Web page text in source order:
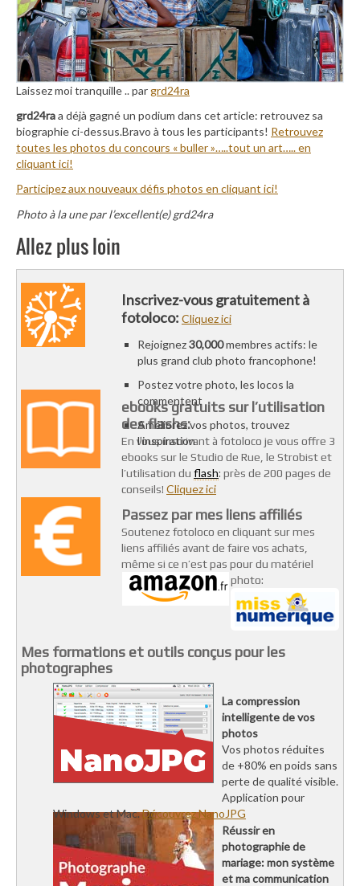
Laissez moi tranquille .. pargrd24ra
grd24raa déjà gagné un podium dans cet article: retrouvez sa
biographie ci-dessus.Bravo à tous les participants! Retrouvez
toutes les photos du concours « buller »…..tout un art….. en
cliquant ici!
Participez aux nouveaux défis photos en cliquant ici!
Photo à la une par l’excellent(e) grd24ra
Allez plus loin
Inscrivez-vous gratuitement à
fotoloco: Cliquez ici
Rejoignez30,000membres actifs: le
plus grand club photo francophone!
Postez votre photo, les locos la
commentent
Améliorez vos photos, trouvez
l’inspiration
ebooks gratuits sur l’utilisation
des flashs:
En vous inscrivant à fotoloco je vous offre 3
ebooks sur le Studio de Rue, le Strobist et
l’utilisation du flash: près de 200 pages de
conseils! Cliquez ici
Passez par mes liens affiliés
Soutenez fotoloco en cliquant sur mes
liens affiliés avant de faire vos achats,
même si ce n’est pas pour du matériel
photo:
Mes formations et outils conçus pour les
photographes
La compression
intelligente de vos
photos
Vos photos réduites
de +80% en poids sans
perte de qualité visible.
Application pour
Windows et Mac.Découvrez NanoJPG
Réussir en
photographie de
mariage: mon système
et ma communication